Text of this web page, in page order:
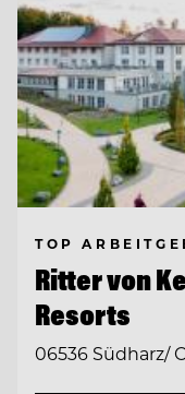
TOP
Ritter von
Resorts
06536 Südharz/